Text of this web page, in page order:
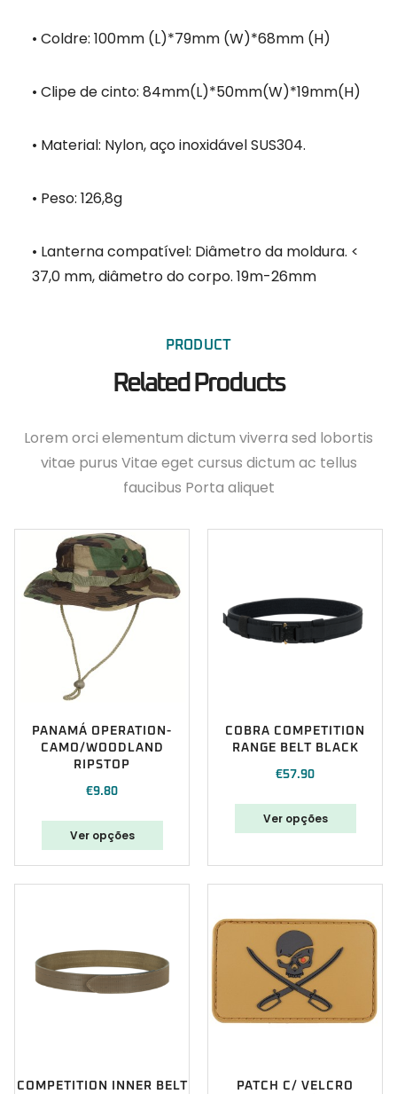
• Coldre: 100mm (L)*79mm (W)*68mm (H)
• Clipe de cinto: 84mm(L)*50mm(W)*19mm(H)
• Material: Nylon, aço inoxidável SUS304.
• Peso: 126,8g
• Lanterna compatível: Diâmetro da moldura. <
37,0 mm, diâmetro do corpo. 19m-26mm
PRODUCT
Related Products
Lorem orci elementum dictum viverra sed lobortis
vitae purus Vitae eget cursus dictum ac tellus
faucibus Porta aliquet
PANAMÁ OPERATION-
CAMO/WOODLAND
RIPSTOP
€9.80
Ver opções
COBRA COMPETITION
RANGE BELT BLACK
€57.90
Ver opções
COMPETITION INNER BELT
PATCH C/ VELCRO